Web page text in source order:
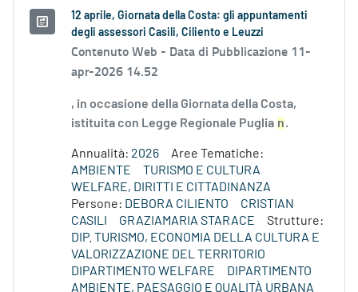
12 aprile, Giornata della Costa: gli appuntamenti
degli assessori Casili, Ciliento e Leuzzi
Contenuto Web - Data di Pubblicazione 11-
apr-2026 14.52
, in occasione della Giornata della Costa,
istituita con Legge Regionale Puglia n.
Annualità: 2026
Aree Tematiche:
AMBIENTE
TURISMO E CULTURA
WELFARE, DIRITTI E CITTADINANZA
Persone: DEBORA CILIENTO
CRISTIAN
CASILI
GRAZIAMARIA STARACE
Strutture:
DIP. TURISMO, ECONOMIA DELLA CULTURA E
VALORIZZAZIONE DEL TERRITORIO
DIPARTIMENTO WELFARE
DIPARTIMENTO
AMBIENTE, PAESAGGIO E QUALITÀ URBANA